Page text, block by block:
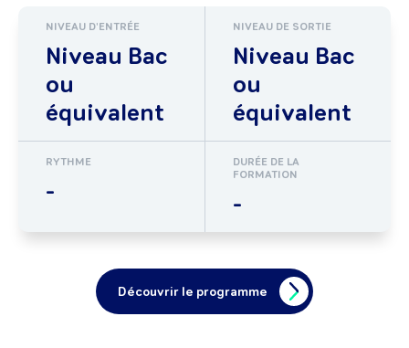
NIVEAU D'ENTRÉE
Niveau Bac
ou
équivalent
NIVEAU DE SORTIE
Niveau Bac
ou
équivalent
RYTHME
-
DURÉE DE LA
FORMATION
-
Découvrir le programme